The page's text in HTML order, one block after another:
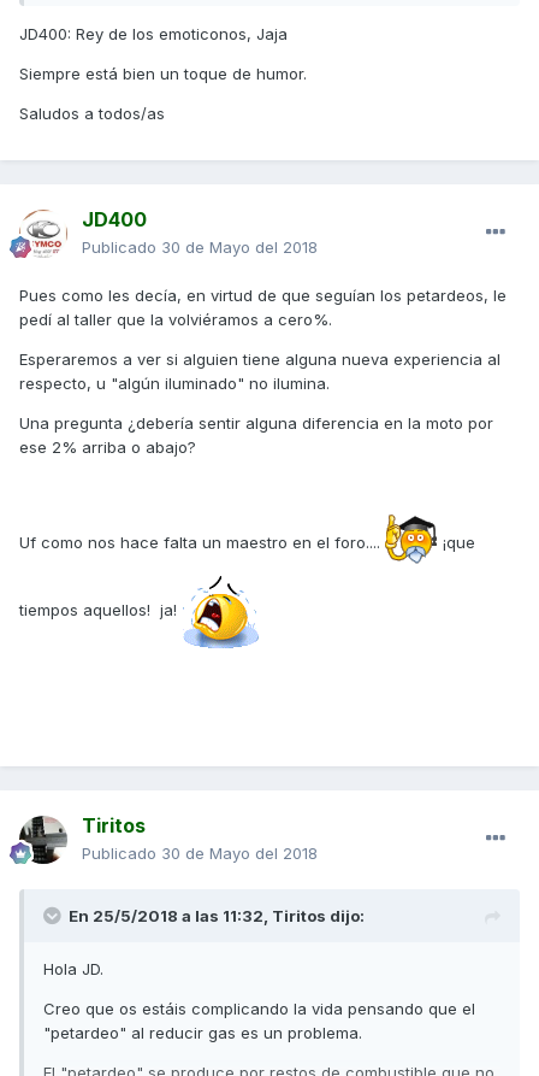
JD400: Rey de los emoticonos, Jaja
Siempre está bien un toque de humor.
Saludos a todos/as
JD400
Publicado 30 de Mayo del 2018
Pues como les decía, en virtud de que seguían los petardeos, le
pedí al taller que la volviéramos a cero%.
Esperaremos a ver si alguien tiene alguna nueva experiencia al
respecto, u "algún iluminado" no ilumina.
Una pregunta ¿debería sentir alguna diferencia en la moto por
ese 2% arriba o abajo?
Uf como nos hace falta un maestro en el foro.... ¡que
tiempos aquellos! ja!
Tiritos
Publicado 30 de Mayo del 2018
En 25/5/2018 a las 11:32, Tiritos dijo:
Hola JD.
Creo que os estáis complicando la vida pensando que el
"petardeo" al reducir gas es un problema.